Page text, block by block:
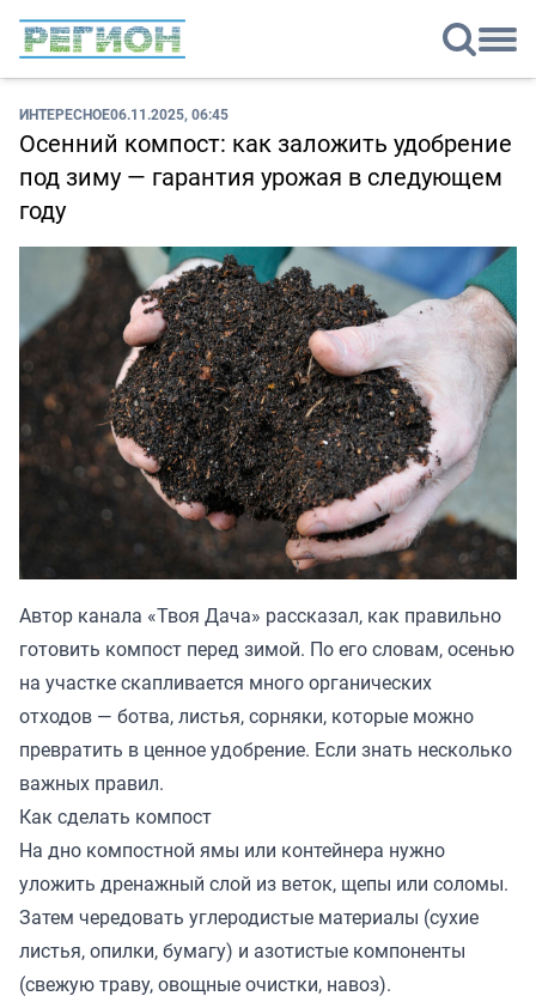
ИНТЕРЕСНОЕ06.11.2025, 06:45
Осенний компост: как заложить удобрение
под зиму — гарантия урожая в следующем
году
Автор канала «Твоя Дача» рассказал, как правильно
готовить компост перед зимой. По его словам, осенью
на участке скапливается много органических
отходов — ботва, листья, сорняки, которые можно
превратить в ценное удобрение. Если знать несколько
важных правил.
Как сделать компост
На дно компостной ямы или контейнера нужно
уложить дренажный слой из веток, щепы или соломы.
Затем чередовать углеродистые материалы (сухие
листья, опилки, бумагу) и азотистые компоненты
(свежую траву, овощные очистки, навоз).